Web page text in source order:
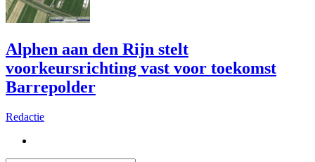
Alphen aan den Rijn stelt
voorkeursrichting vast voor toekomst
Barrepolder
Redactie